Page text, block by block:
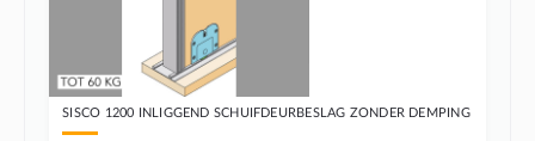
SISCO 1200 INLIGGEND SCHUIFDEURBESLAG ZONDER DEMPING